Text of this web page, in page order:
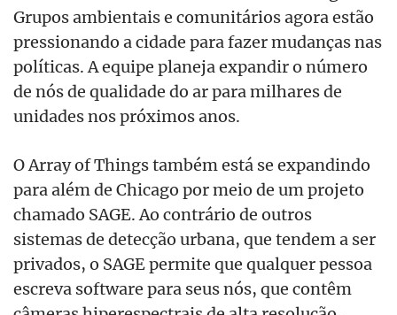
Grupos ambientais e comunitários agora estão
pressionando a cidade para fazer mudanças nas
políticas. A equipe planeja expandir o número
de nós de qualidade do ar para milhares de
unidades nos próximos anos.
O Array of Things também está se expandindo
para além de Chicago por meio de um projeto
chamado SAGE. Ao contrário de outros
sistemas de detecção urbana, que tendem a ser
privados, o SAGE permite que qualquer pessoa
escreva software para seus nós, que contêm